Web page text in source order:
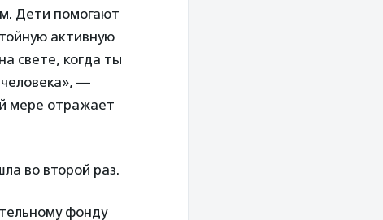
Дети помогают
активную
свете, когда ты
—
мере отражает
во второй раз.
фонду